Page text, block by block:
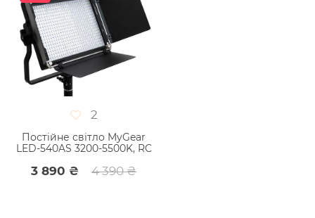
2
Постійне світло MyGear
LED-540AS 3200-5500K, RC
3 890 ₴ 4 390 ₴